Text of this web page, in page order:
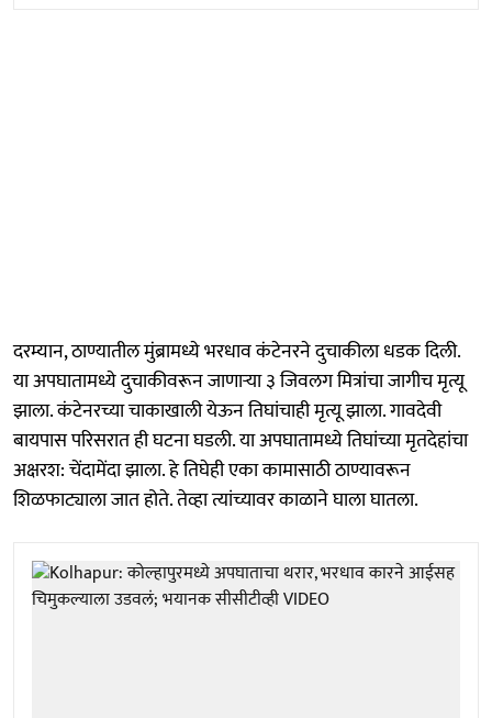
दरम्यान, ठाण्यातील मुंब्रामध्ये भरधाव कंटेनरने दुचाकीला धडक दिली.
या अपघातामध्ये दुचाकीवरून जाणाऱ्या ३ जिवलग मित्रांचा जागीच मृत्यू
झाला. कंटेनरच्या चाकाखाली येऊन तिघांचाही मृत्यू झाला. गावदेवी
बायपास परिसरात ही घटना घडली. या अपघातामध्ये तिघांच्या मृतदेहांचा
अक्षरश: चेंदामेंदा झाला. हे तिघेही एका कामासाठी ठाण्यावरून
शिळफाट्याला जात होते. तेव्हा त्यांच्यावर काळाने घाला घातला.